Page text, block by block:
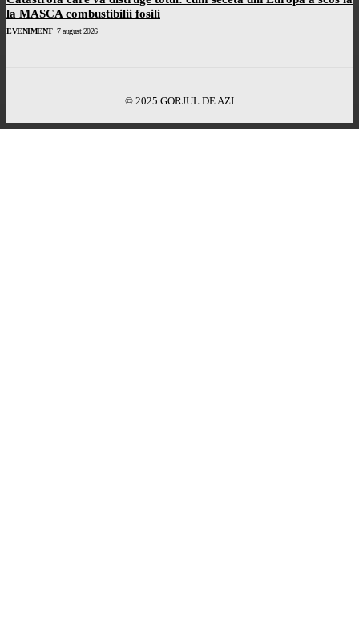
la MASCA combustibilii fosili
EVENIMENT 7 august 2026
© 2025 GORJUL DE AZI